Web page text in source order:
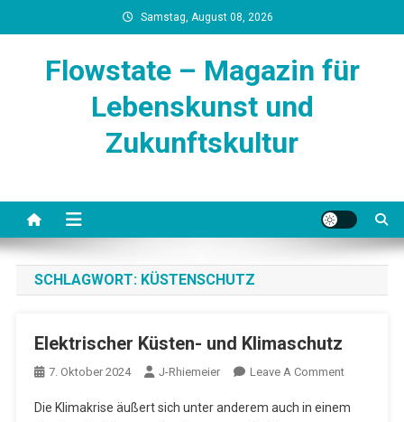
to
Samstag, August 08, 2026
Flowstate – Magazin für
Lebenskunst und
Zukunftskultur
SCHLAGWORT: KÜSTENSCHUTZ
Elektrischer Küsten- und Klimaschutz
7. Oktober 2024 J-Rhiemeier Leave A CommentOn
Küsten-
Die Klimakrise äußert sich unter anderem auch in einem